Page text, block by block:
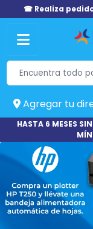
☎ Realiza
Agregar tu
HASTA 6 MESES